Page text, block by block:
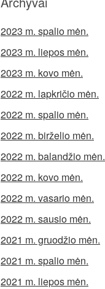
2023 m. spalio mėn.
2023 m. liepos mėn.
2023 m. kovo mėn.
2022 m. lapkričio mėn.
2022 m. spalio mėn.
2022 m. birželio mėn.
2022 m. balandžio mėn.
2022 m. kovo mėn.
2022 m. vasario mėn.
2022 m. sausio mėn.
2021 m. gruodžio mėn.
2021 m. spalio mėn.
2021 m. liepos mėn.